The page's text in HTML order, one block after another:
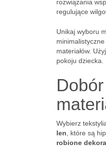
rozwiązania
regulujące
Unikaj wyboru
materiałów.
pokoju dziecka.
Wybierz
len , które są
robione